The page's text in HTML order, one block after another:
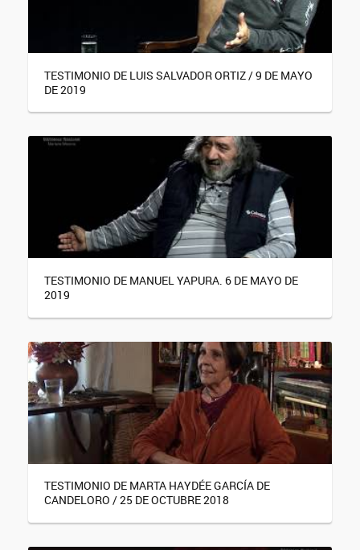
TESTIMONIO DE LUIS SALVADOR ORTIZ / 9 DE MAYO
DE 2019
TESTIMONIO DE MANUEL YAPURA. 6 DE MAYO DE
2019
TESTIMONIO DE MARTA HAYDÉE GARCÍA DE
CANDELORO / 25 DE OCTUBRE 2018